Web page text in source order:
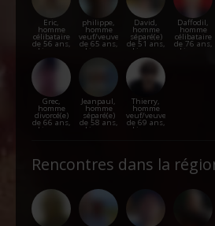
Eric,
homme
célibataire
de 56 ans,
Limoux
philippe,
homme
veuf/veuve
de 65 ans,
Limoux
David,
homme
séparé(e)
de 51 ans,
Limoux
Daffodil,
homme
célibataire
de 76 ans,
Limoux
Grec,
homme
divorcé(e)
de 66 ans,
Limoux
Jeanpaul,
homme
séparé(e)
de 58 ans,
Limoux
Thierry,
homme
veuf/veuve
de 69 ans,
Limoux
Rencontres dans la